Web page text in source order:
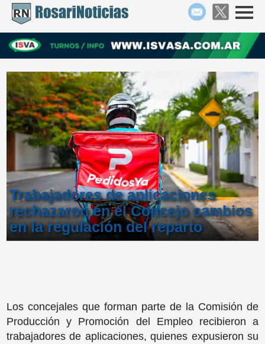
Trabajadores de aplicaciones
rechazaron en el Concejo cambios
en la regulación del reparto
Los concejales que forman parte de la Comisión de
Producción y Promoción del Empleo recibieron a
trabajadores de aplicaciones, quienes expusieron su